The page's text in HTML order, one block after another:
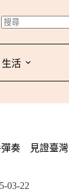
生活
彈奏 見證臺
03-22